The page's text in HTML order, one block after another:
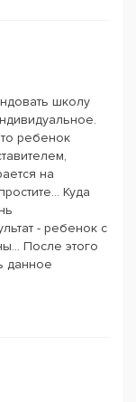
школу
ребенок
на
Куда
- ребенок с
После этого
данное